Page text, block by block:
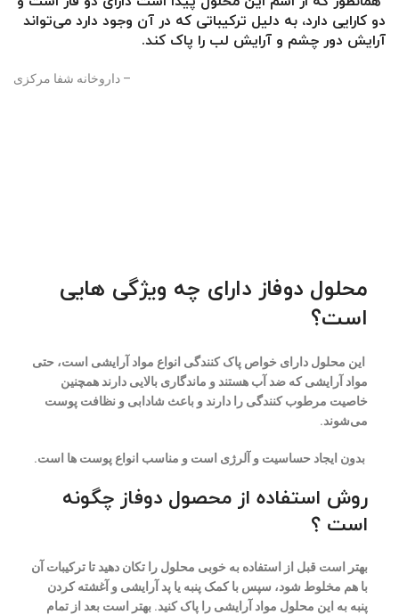
دو کارایی دارد، به دلیل ترکیباتی که در آن وجود دارد می‌تواند
آرایش دور چشم و آرایش لب را پاک کند.
– داروخانه شفا مرکزی
محلول دوفاز دارای چه ویژگی هایی
است؟
این محلول دارای خواص پاک کنندگی انواع مواد آرایشی است، حتی
مواد آرایشی که ضد آب هستند و ماندگاری بالایی دارند همچنین
خاصیت مرطوب کنندگی را دارند و باعث شادابی و نظافت پوست
می‌شوند.
بدون ایجاد حساسیت و آلرژی است و مناسب انواع پوست ها است.
روش استفاده از محصول دوفاز چگونه
است ؟
بهتر است قبل از استفاده به خوبی محلول را تکان دهید تا ترکیبات آن
با هم مخلوط شود، سپس با کمک پنبه یا پد آرایشی و آغشته کردن
پنبه به این محلول مواد آرایشی را پاک کنید. بهتر است بعد از تمام